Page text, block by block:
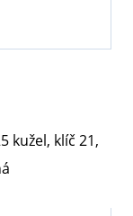
kužel, klíč 21,